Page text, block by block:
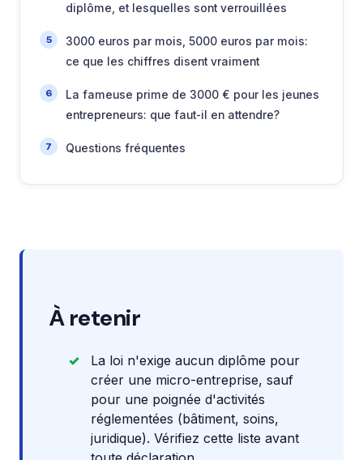
diplôme, et lesquelles sont verrouillées
3000 euros par mois, 5000 euros par mois:
ce que les chiffres disent vraiment
La fameuse prime de 3000 € pour les jeunes
entrepreneurs: que faut-il en attendre?
Questions fréquentes
À retenir
La loi n'exige aucun diplôme pour
créer une micro-entreprise, sauf
pour une poignée d'activités
réglementées (bâtiment, soins,
juridique). Vérifiez cette liste avant